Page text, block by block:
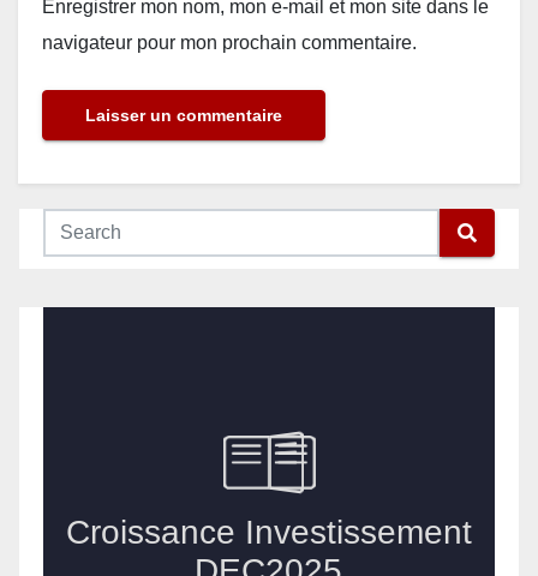
Enregistrer mon nom, mon e-mail et mon site dans le
navigateur pour mon prochain commentaire.